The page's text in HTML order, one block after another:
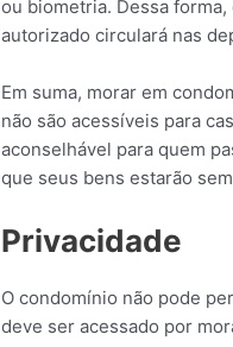
ou biometria. Dessa
autorizado circulará nas
Em suma, morar em
não são acessíveis para
aconselhável para quem
que seus bens estarão
Privacidade
O condomínio não pode
deve ser acessado por